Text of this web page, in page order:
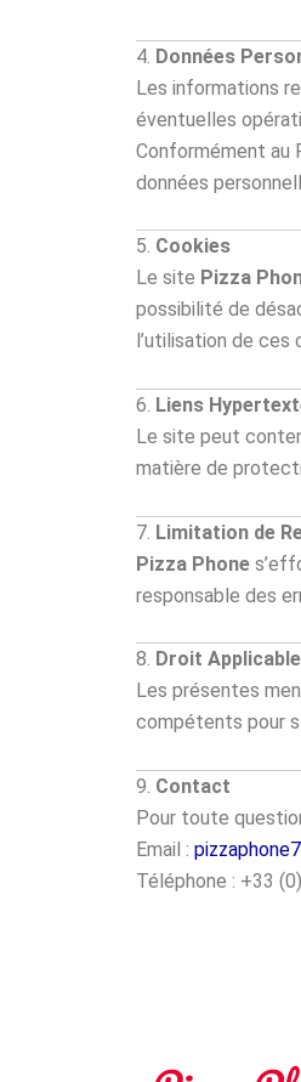
4. Données
Les informations
éventuelles
Conformément au
données
5. Cookies
Le site Pizza
possibilité de
l’utilisation de ces
6. Liens
Le site peut
matière de
7. Limitation de
Pizza Phone
responsable des
8. Droit
Les présentes
compétents pour
9. Contact
Pour toute
Email :
Téléphone : +33